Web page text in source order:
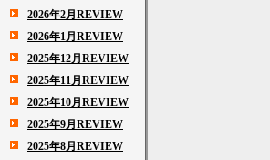
2026年2月REVIEW
2026年1月REVIEW
2025年12月REVIEW
2025年11月REVIEW
2025年10月REVIEW
2025年9月REVIEW
2025年8月REVIEW